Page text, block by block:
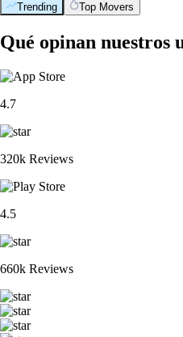
Trending Top Movers
Qué opinan nuestros
4.7
320k Reviews
4.5
660k Reviews